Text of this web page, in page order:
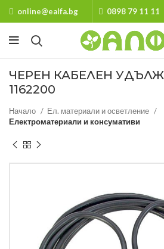
online@ealfa.bg 0898 79 11 11
ЧЕРЕН КАБЕЛЕН
1162200
Начало
Ел. материали и осветление
Електроматериали и консумативи